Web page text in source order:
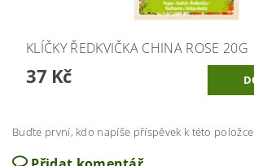
KLÍČKY ŘEDKVIČKA CHINA ROSE 20G
37 Kč
Buďte první, kdo napíše příspěvek k této položce.